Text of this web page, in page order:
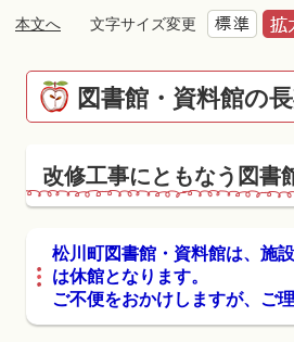
本文へ 文字サイズ変更
図書館・資料館の
改修工事にともなう図書
松川町図書館・資料館は、施
は休館となります。
ご不便をおかけしますが、ご